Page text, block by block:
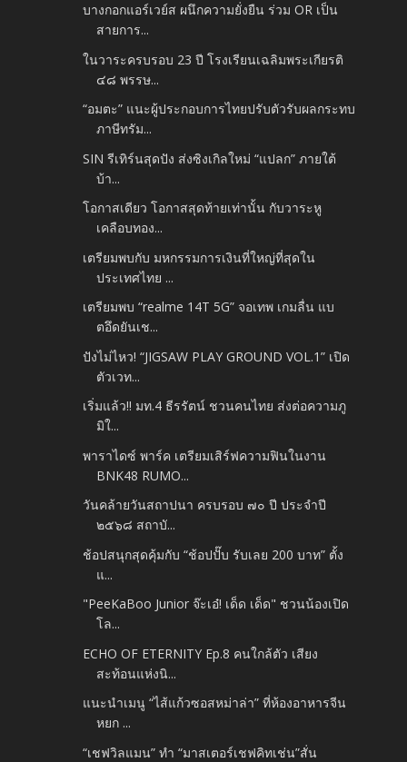
บางกอกแอร์เวย์ส ผนึกความยั่งยืน ร่วม OR เป็น
สายการ...
ในวาระครบรอบ 23 ปี โรงเรียนเฉลิมพระเกียรติ
๔๘ พรรษ...
“อมตะ” แนะผู้ประกอบการไทยปรับตัวรับผลกระทบ
ภาษีทรัม...
SIN รีเทิร์นสุดปัง ส่งซิงเกิลใหม่ “แปลก” ภายใต้
บ้า...
โอกาสเดียว โอกาสสุดท้ายเท่านั้น กับวาระหู
เคลือบทอง...
เตรียมพบกับ มหกรรมการเงินที่ใหญ่ที่สุดใน
ประเทศไทย ...
เตรียมพบ “realme 14T 5G” จอเทพ เกมลื่น แบ
ตอึดยันเช...
ปังไม่ไหว! “JIGSAW PLAY GROUND VOL.1” เปิด
ตัวเวท...
เริ่มแล้ว!! มท.4 ธีรรัตน์ ชวนคนไทย ส่งต่อความภู
มิใ...
พาราไดซ์ พาร์ค เตรียมเสิร์ฟความฟินในงาน
BNK48 RUMO...
วันคล้ายวันสถาปนา ครบรอบ ๗๐ ปี ประจำปี
๒๕๖๘ สถาบั...
ช้อปสนุกสุดคุ้มกับ “ช้อปปั๊บ รับเลย 200 บาท” ตั้ง
แ...
"PeeKaBoo Junior จ๊ะเอ๋! เด็ด เด็ด" ชวนน้องเปิด
โล...
ECHO OF ETERNITY Ep.8 คนใกล้ตัว เสียง
สะท้อนแห่งนิ...
แนะนำเมนู “ไส้แก้วซอสหม่าล่า” ที่ห้องอาหารจีน
หยก ...
“เชฟวิลแมน” ทำ “มาสเตอร์เชฟคิทเช่น”สั่น